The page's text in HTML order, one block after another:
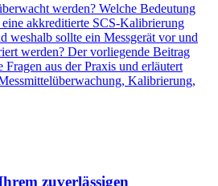
werden? Welche Bedeutung
akkreditierte SCS-Kalibrierung
weshalb sollte ein Messgerät vor und
werden? Der vorliegende Beitrag
aus der Praxis und erläutert
Kalibrierung,
zuverlässigen